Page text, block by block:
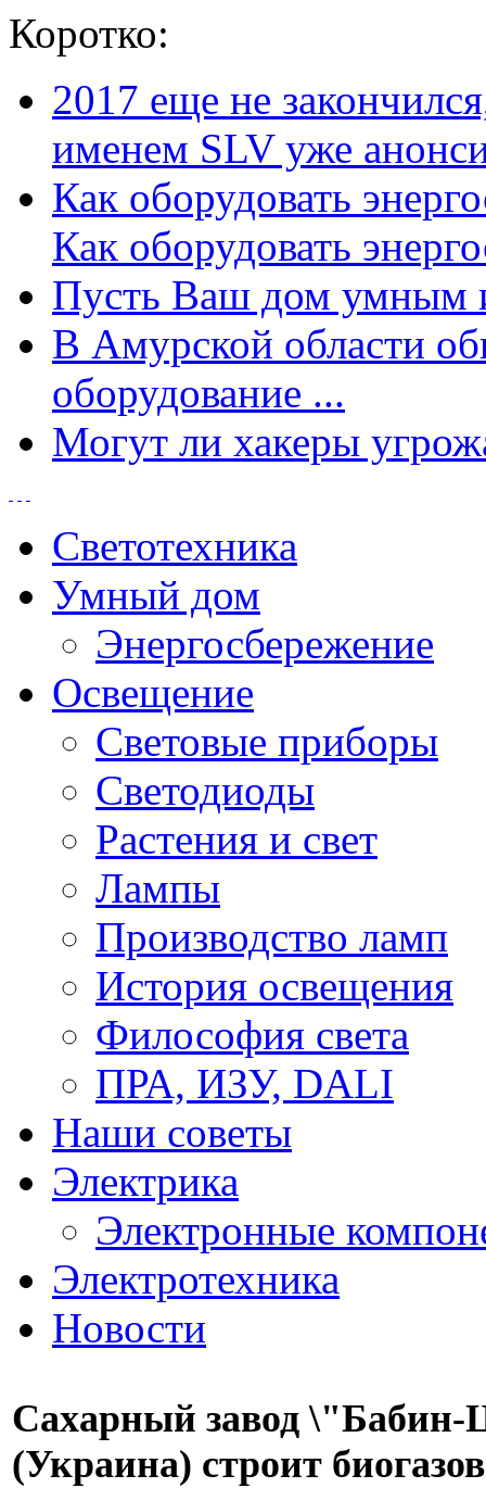
Коротко:
2017 еще не
именем SLV уже
Как оборудовать
Как оборудовать
Пусть Ваш дом умным
В Амурской области
оборудование ...
Могут ли хакеры
Светотехника
Умный дом
Энергосбережение
Освещение
Световые приборы
Светодиоды
Растения и свет
Лампы
Производство ламп
История освещения
Философия света
ПРА, ИЗУ, DALI
Наши советы
Электрика
Электронные
Электротехника
Новости
Сахарный завод
(Украина) строит